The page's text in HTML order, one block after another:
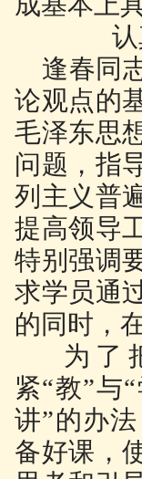
逢春同
论观点的
毛泽东思
问题，指
列主义普
提高领导
特别强调
求学员通
的同时，
为了把
紧“教”与
讲”的办
备好课，